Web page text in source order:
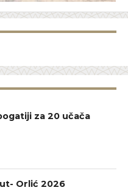
za 20 učača
Orlić 2026